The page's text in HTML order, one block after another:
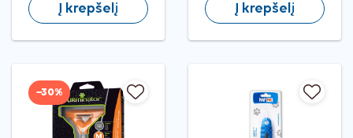
Į krepšelį Į krepšelį
−30%